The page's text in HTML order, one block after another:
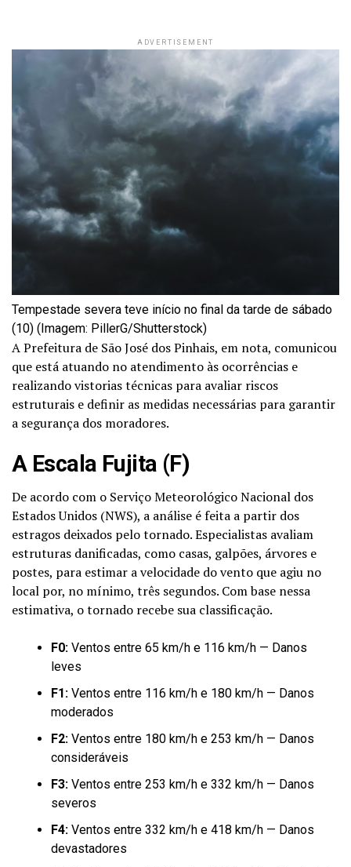
ADVERTISEMENT
Tempestade severa teve início no final da tarde de sábado
(10) (Imagem: PillerG/Shutterstock)
A Prefeitura de São José dos Pinhais, em nota, comunicou
que está atuando no atendimento às ocorrências e
realizando vistorias técnicas para avaliar riscos
estruturais e definir as medidas necessárias para garantir
a segurança dos moradores.
A Escala Fujita (F)
De acordo com o Serviço Meteorológico Nacional dos
Estados Unidos (NWS), a análise é feita a partir dos
estragos deixados pelo tornado. Especialistas avaliam
estruturas danificadas, como casas, galpões, árvores e
postes, para estimar a velocidade do vento que agiu no
local por, no mínimo, três segundos. Com base nessa
estimativa, o tornado recebe sua classificação.
F0: Ventos entre 65 km/h e 116 km/h — Danos
leves
F1: Ventos entre 116 km/h e 180 km/h — Danos
moderados
F2: Ventos entre 180 km/h e 253 km/h — Danos
consideráveis
F3: Ventos entre 253 km/h e 332 km/h — Danos
severos
F4: Ventos entre 332 km/h e 418 km/h — Danos
devastadores